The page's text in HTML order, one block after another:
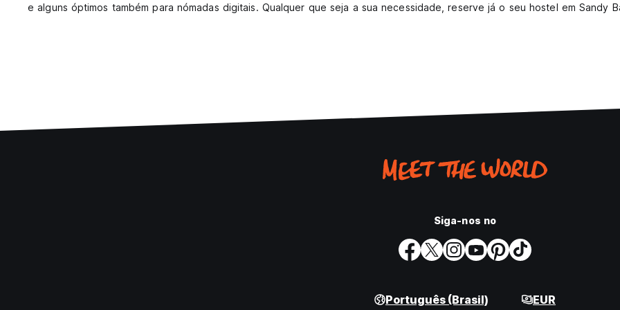
e alguns óptimos também para nómadas digitais. Qualquer que seja a sua necessidade, reserve já o seu hostel em Sandy
Siga-nos no
Português (Brasil) EUR